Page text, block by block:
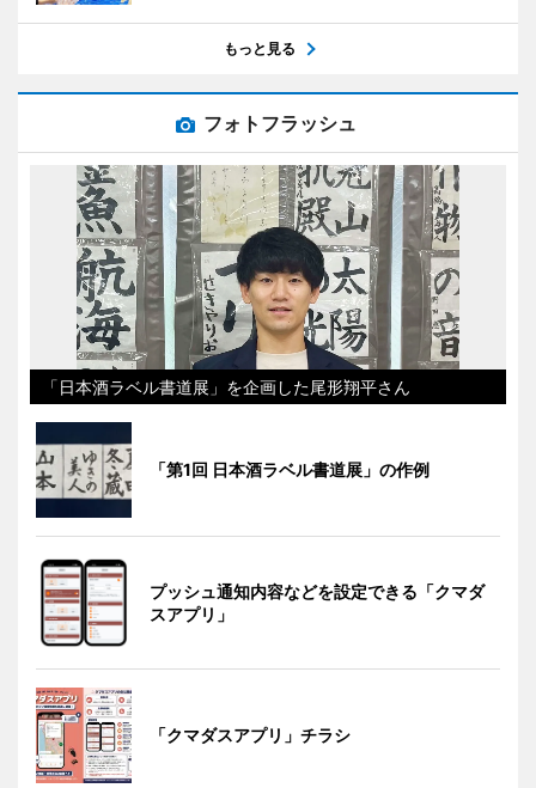
もっと見る
フォトフラッシュ
「日本酒ラベル書道展」を企画した尾形翔平さん
「第1回 日本酒ラベル書道展」の作例
プッシュ通知内容などを設定できる「クマダ
スアプリ」
「クマダスアプリ」チラシ